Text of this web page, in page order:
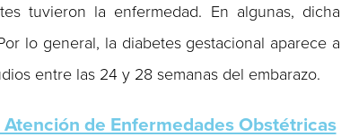
tuvieron la enfermedad. En algunas, dicha
lo general, la diabetes gestacional aparece a
entre las 24 y 28 semanas del embarazo.
de Enfermedades Obstétricas